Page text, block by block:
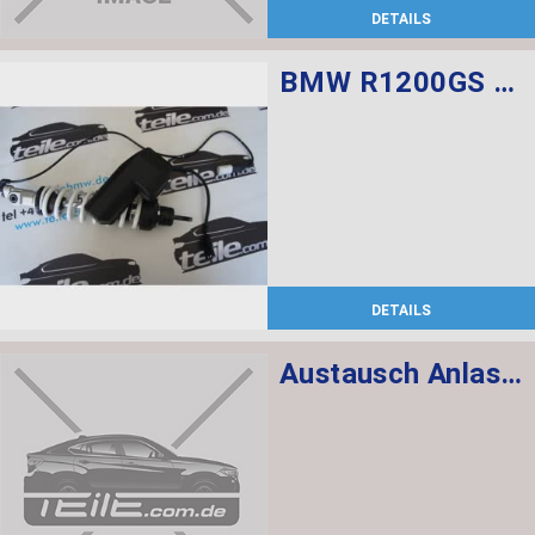
DETAILS
BMW R1200GS Federbein vorn ESA
DETAILS
Austausch Anlasser